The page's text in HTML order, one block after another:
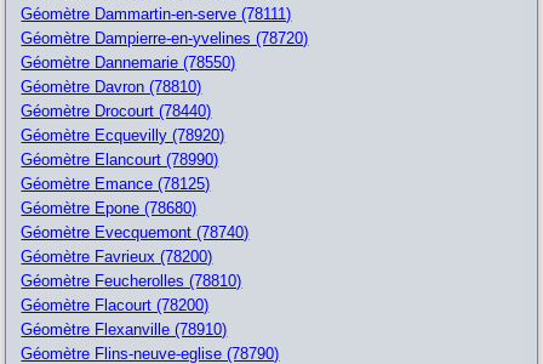
Géomètre Dammartin-en-serve (78111)
Géomètre Dampierre-en-yvelines (78720)
Géomètre Dannemarie (78550)
Géomètre Davron (78810)
Géomètre Drocourt (78440)
Géomètre Ecquevilly (78920)
Géomètre Elancourt (78990)
Géomètre Emance (78125)
Géomètre Epone (78680)
Géomètre Evecquemont (78740)
Géomètre Favrieux (78200)
Géomètre Feucherolles (78810)
Géomètre Flacourt (78200)
Géomètre Flexanville (78910)
Géomètre Flins-neuve-eglise (78790)